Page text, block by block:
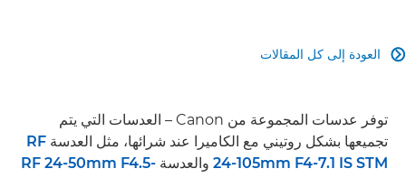
العودة إلى كل المقالات 
توفر عدسات المجموعة من Canon – العدسات التي يتم
تجميعها بشكل روتيني مع الكاميرا عند شرائها، مثل العدسة RF
24-105mm F4-7.1 IS STM والعدسة RF 24-50mm F4.5-